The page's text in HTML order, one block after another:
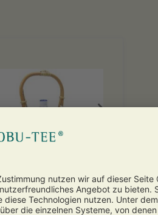
TEEKANNE
550